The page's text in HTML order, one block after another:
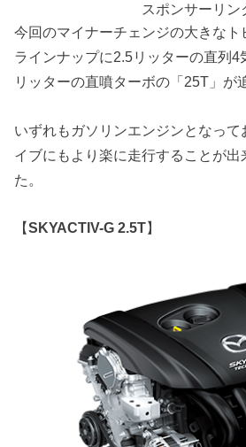
スポンサーリン
今回のマイナーチェンジの大きなト
ラインナップに2.5リッターの直列4
リッターの直噴ターボの「25T」が
いずれもガソリンエンジンとなって
イブにもより楽に走行することが出
た。
【SKYACTIV-G 2.5T】